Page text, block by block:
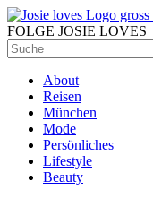
FOLGE JOSIE LOVES
About
Reisen
München
Mode
Persönliches
Lifestyle
Beauty